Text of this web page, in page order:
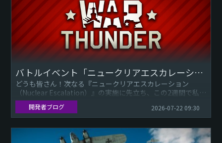
バトルイベント「ニュークリアエスカレーション（Nuclear Escalation）」：BVV_d氏の夏季開発更新情報
どうも皆さん！次なる『ニュークリアエスカレーション
（Nuclear Escalation）』の実施に先立ち、この2週間で私た
ちが取り組んできたこと、直面した問題、そして皆さま自身
開発者ブログ 2026-07-22 09:30